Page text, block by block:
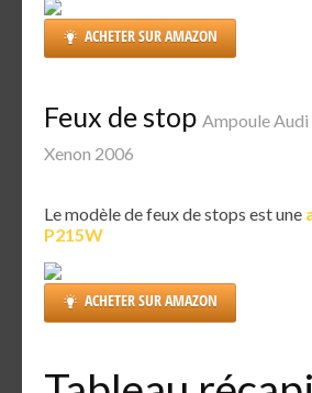
ACHETER SUR AMAZON
Feux de stop Ampoule Audi
Xenon 2006
Le modèle de feux de stops est une
P215W
ACHETER SUR AMAZON